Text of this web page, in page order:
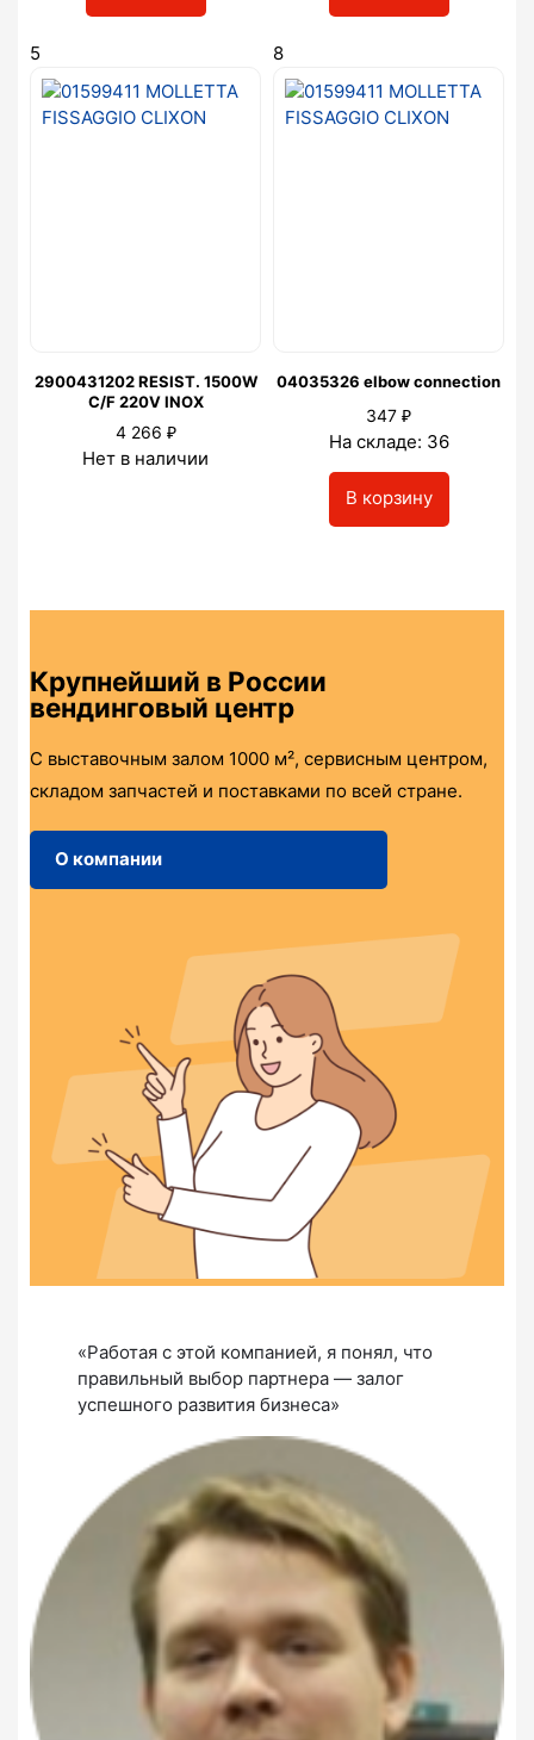
5
2900431202 RESIST. 1500W
C/F 220V INOX
4 266 ₽
Нет в наличии
8
04035326 elbow connection
347 ₽
На складе: 36
В корзину
Крупнейший в России
вендинговый центр
С выставочным залом 1000 м², сервисным центром,
складом запчастей и поставками по всей стране.
О компании
«Работая с этой компанией, я понял, что
правильный выбор партнера — залог
успешного развития бизнеса»